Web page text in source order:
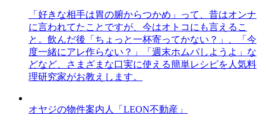
「好きな相手は胃の腑からつかめ」って、昔はオンナ
に言われてたことですが、今はオトコにも言えるこ
と。飲んだ後「ちょっと一杯寄ってかない？」、「今
度一緒にアレ作らない？」「週末ホムパしようよ」な
どなど、さまざまな口実に使える簡単レシピを人気料
理研究家がお教えします。
オヤジの物件案内人「LEON不動産」